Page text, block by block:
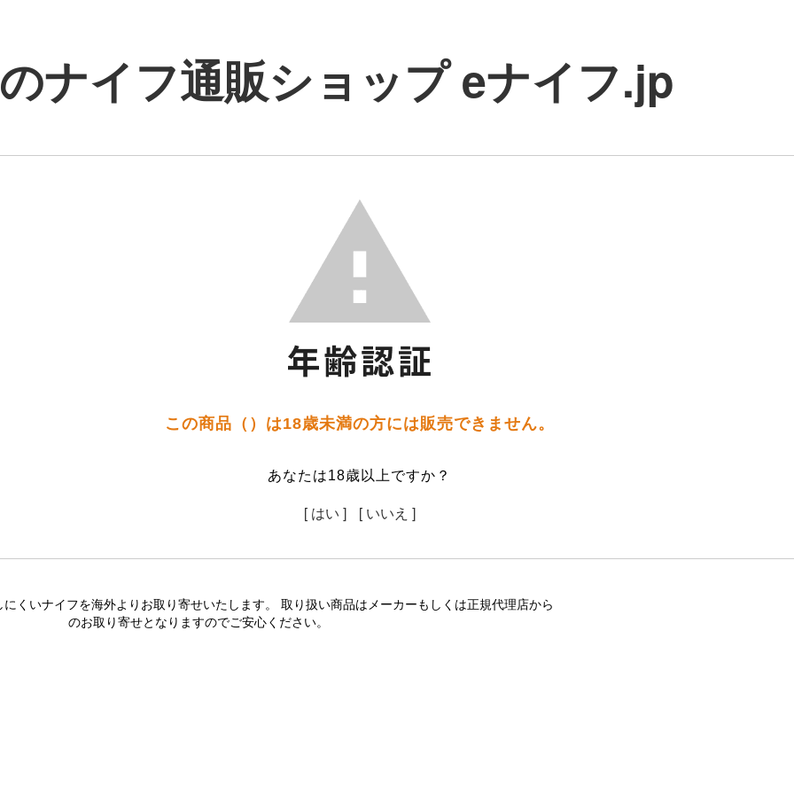
ナイフ通販ショップ eナイフ.jp
この商品（）は18歳未満の方には販売できません。
あなたは18歳以上ですか？
[ はい ] [ いいえ ]
くいナイフを海外よりお取り寄せいたします。 取り扱い商品はメーカーもしくは正規代理店から
のお取り寄せとなりますのでご安心ください。